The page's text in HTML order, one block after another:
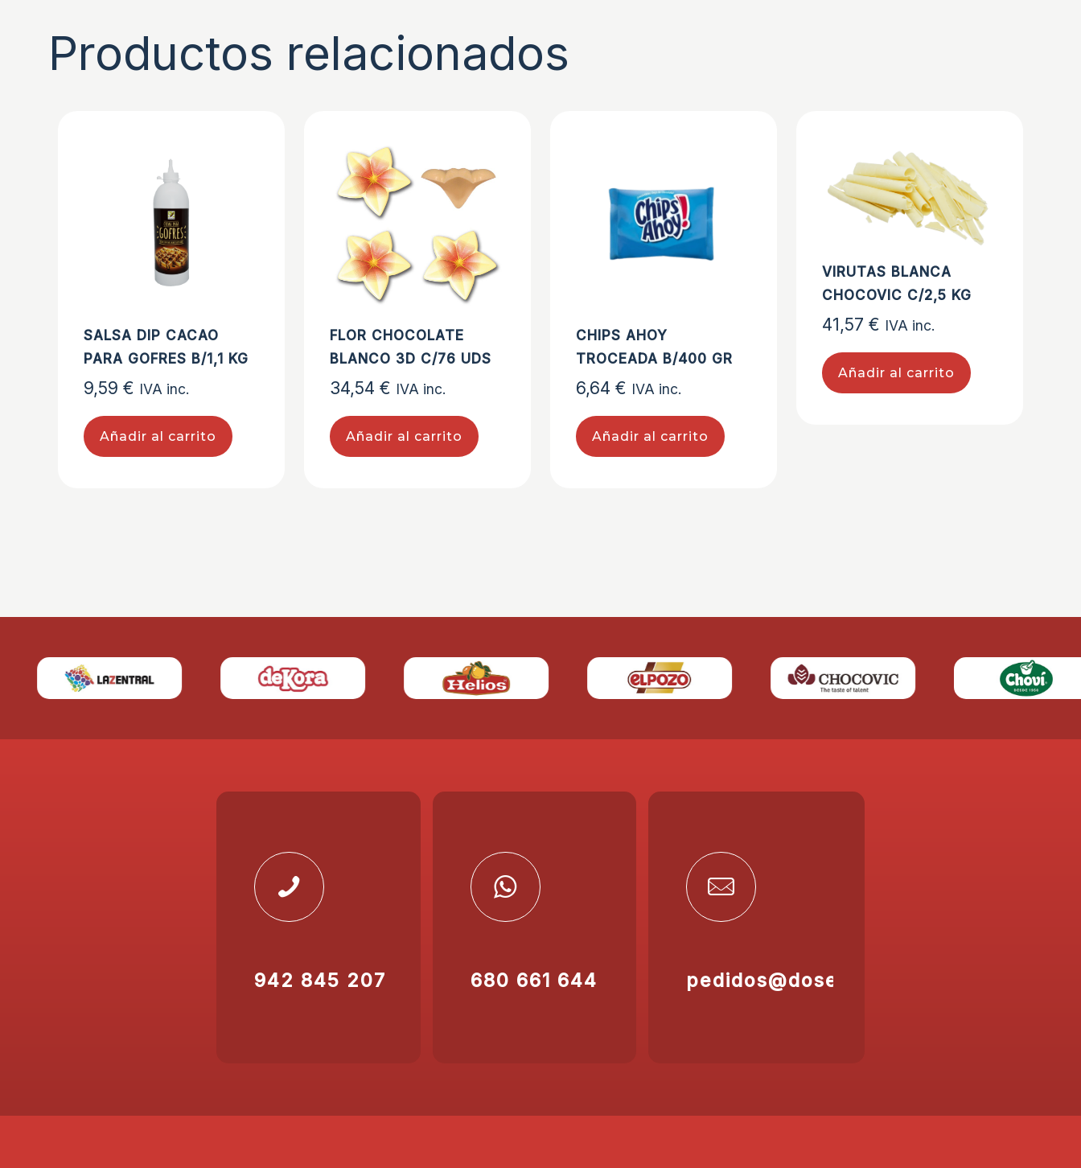
Productos relacionados
SALSA DIP CACAO
PARA GOFRES B/1,1 KG
9,59€ IVA inc.
Añadir al carrito
FLOR CHOCOLATE
BLANCO 3D C/76 UDS
34,54€ IVA inc.
Añadir al carrito
CHIPS AHOY
TROCEADA B/400 GR
6,64€ IVA inc.
Añadir al carrito
VIRUTAS BLANCA
CHOCOVIC C/2,5 KG
41,57€ IVA inc.
Añadir al carrito
942 845 207 680 661 644 pedidos@doser.es